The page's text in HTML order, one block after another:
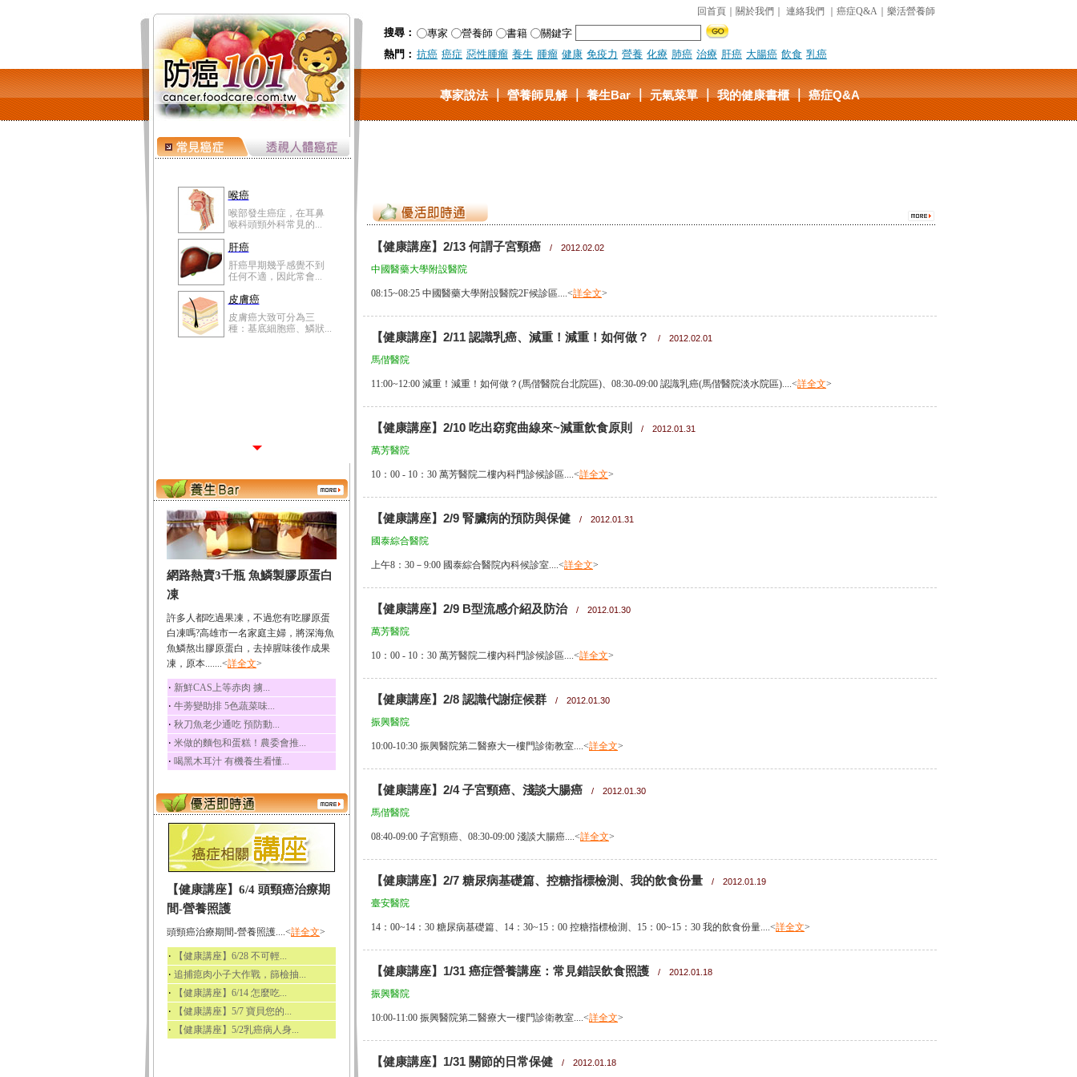
回首頁 關於我們 連絡我們 癌症Q&A 樂活營養師
搜尋： 專家 營養師 書籍
關鍵字
熱門： 抗癌 癌症 惡性腫瘤 養生 腫瘤 健康 免疫力 營養 化療 肺癌 治療 肝癌 大腸癌 飲食 乳癌
專家說法｜ 營養師見解｜ 養生Bar 元氣菜單 我的健康書櫃 癌症Q&A
喉癌
喉部發生癌症，在耳鼻
喉科頭頸外科常見的...
肝癌
肝癌早期幾乎感覺不到
任何不適，因此常會...
皮膚癌
皮膚癌大致可分為三
種：基底細胞癌、鱗狀...
網路熱賣3千瓶 魚鱗製膠原蛋白
凍
許多人都吃過果凍，不過您有吃膠原蛋
白凍嗎?高雄市一名家庭主婦，將深海魚
魚鱗熬出膠原蛋白，去掉腥味後作成果
凍，原本.......<詳全文>
‧ 新鮮CAS上等赤肉 擄...
‧ 牛蒡變助排 5色蔬菜味...
‧ 秋刀魚老少通吃 預防動...
‧ 米做的麵包和蛋糕！農委會推...
‧ 喝黑木耳汁 有機養生看懂...
【健康講座】6/4 頭頸癌治療期
間-營養照護
頭頸癌治療期間-營養照護....<詳全文>
‧ 【健康講座】6/28 不可輕...
‧ 追捕瘜肉小子大作戰，篩檢抽...
‧ 【健康講座】6/14 怎麼吃...
‧ 【健康講座】5/7 寶貝您的...
‧ 【健康講座】5/2乳癌病人身...
【健康講座】2/13 何謂子宮頸癌 / 2012.02.02
中國醫藥大學附設醫院
08:15~08:25 中國醫藥大學附設醫院2F候診區....<詳全文>
【健康講座】2/11 認識乳癌、減重！減重！如何做？ / 2012.02.01
馬偕醫院
11:00~12:00 減重！減重！如何做？(馬偕醫院台北院區)、08:30-09:00 認識乳癌(馬偕醫院淡水院區)....<詳全文>
【健康講座】2/10 吃出窈窕曲線來~減重飲食原則 / 2012.01.31
萬芳醫院
10：00 - 10：30 萬芳醫院二樓內科門診候診區....<詳全文>
【健康講座】2/9 腎臟病的預防與保健 / 2012.01.31
國泰綜合醫院
上午8：30－9:00 國泰綜合醫院內科候診室....<詳全文>
【健康講座】2/9 B型流感介紹及防治/ 2012.01.30
萬芳醫院
10：00 - 10：30 萬芳醫院二樓內科門診候診區....<詳全文>
【健康講座】2/8 認識代謝症候群 / 2012.01.30
振興醫院
10:00-10:30 振興醫院第二醫療大一樓門診衛教室....<詳全文>
【健康講座】2/4 子宮頸癌、淺談大腸癌 / 2012.01.30
馬偕醫院
08:40-09:00 子宮頸癌、08:30-09:00 淺談大腸癌....<詳全文>
【健康講座】2/7 糖尿病基礎篇、控糖指標檢測、我的飲食份量 / 2012.01.19
臺安醫院
14：00~14：30 糖尿病基礎篇、14：30~15：00 控糖指標檢測、15：00~15：30 我的飲食份量....<詳全文>
【健康講座】1/31 癌症營養講座：常見錯誤飲食照護 / 2012.01.18
振興醫院
10:00-11:00 振興醫院第二醫療大一樓門診衛教室....<詳全文>
【健康講座】1/31 關節的日常保健 / 2012.01.18